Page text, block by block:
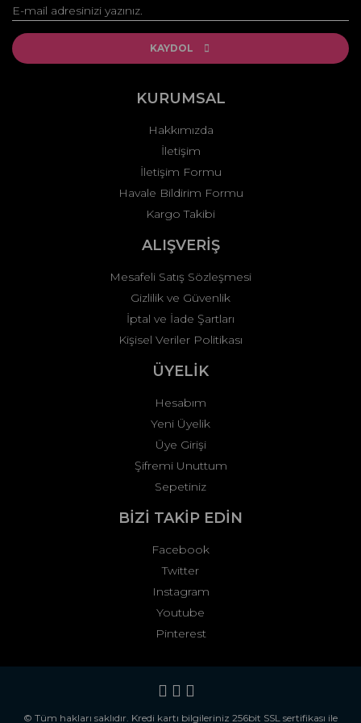
Ürün resmi kalitesiz, bozuk veya görüntülenemiyor.
Ürün açıklamasında eksik bilgiler bulunuyor.
Ürün fiyatı diğer sitelerden daha pahalı.
Gönder
KAYDOL
KURUMSAL
Hakkımızda
İletişim
İletişim Formu
Havale Bildirim Formu
Kargo Takibi
ALIŞVERİŞ
Mesafeli Satış Sözleşmesi
Gizlilik ve Güvenlik
İptal ve İade Şartları
Kişisel Veriler Politikası
ÜYELİK
Hesabım
Yeni Üyelik
Üye Girişi
Şifremi Unuttum
Sepetiniz
BİZİ TAKİP EDİN
Facebook
Twitter
Instagram
Youtube
Pinterest
© Tüm hakları saklıdır. Kredi kartı bilgileriniz 256bit SSL sertifikası ile